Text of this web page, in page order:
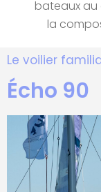
bateaux au
la
Le voilier
Écho 90